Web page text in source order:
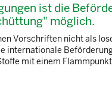
ist die
möglich.
Vorschriften nicht als
internationale
mit einem